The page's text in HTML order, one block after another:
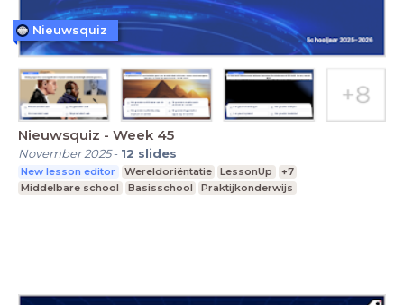
Nieuwsquiz - Week 45
November 2025- 12 slides
New lesson editor Wereldoriëntatie LessonUp
+7
Middelbare school
Basisschool Praktijkonderwijs
Nieuwsquiz